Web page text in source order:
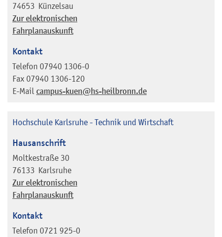
74653 Künzelsau
Zur elektronischen
Fahrplanauskunft
Kontakt
Telefon 07940 1306-0
Fax 07940 1306-120
E-Mail campus-kuen@hs-heilbronn.de
Hochschule Karlsruhe - Technik und Wirtschaft
Hausanschrift
Moltkestraße 30
76133 Karlsruhe
Zur elektronischen
Fahrplanauskunft
Kontakt
Telefon 0721 925-0